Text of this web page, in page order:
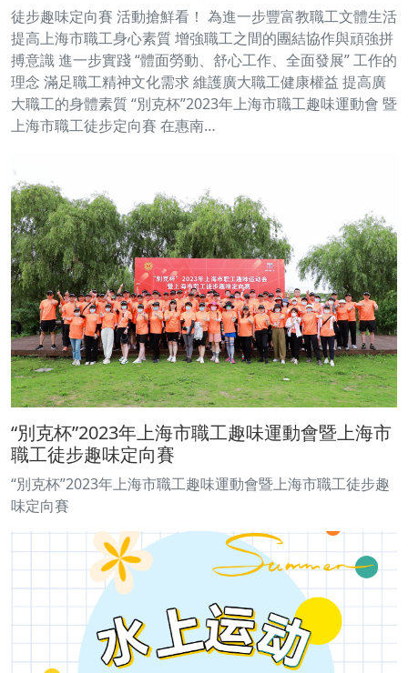
徒步趣味定向賽 活動搶鮮看！ 為進一步豐富教職工文體生活
提高上海市職工身心素質 增強職工之間的團結協作與頑強拼
搏意識 進一步實踐 “體面勞動、舒心工作、全面發展” 工作的
理念 滿足職工精神文化需求 維護廣大職工健康權益 提高廣
大職工的身體素質 “別克杯”2023年上海市職工趣味運動會 暨
上海市職工徒步定向賽 在惠南…
“別克杯”2023年上海市職工趣味運動會暨上海市
職工徒步趣味定向賽
“別克杯”2023年上海市職工趣味運動會暨上海市職工徒步趣
味定向賽